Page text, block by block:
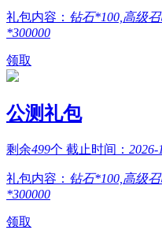
礼包内容： 钻石*100,高级
*300000
领取
公测礼包
剩余499个 截止时间： 2026-
礼包内容： 钻石*100,高级
*300000
领取